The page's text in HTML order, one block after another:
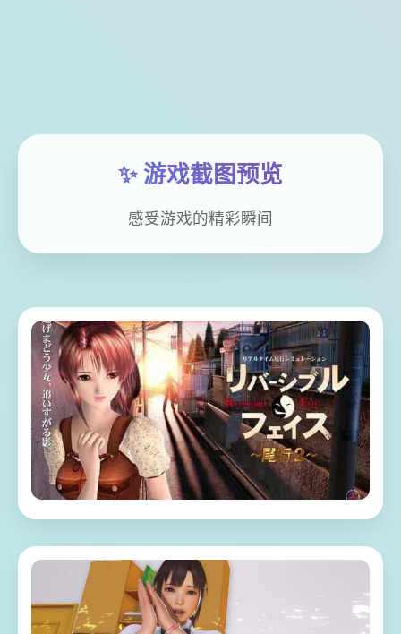
✨ 游戏截图预览
感受游戏的精彩瞬间